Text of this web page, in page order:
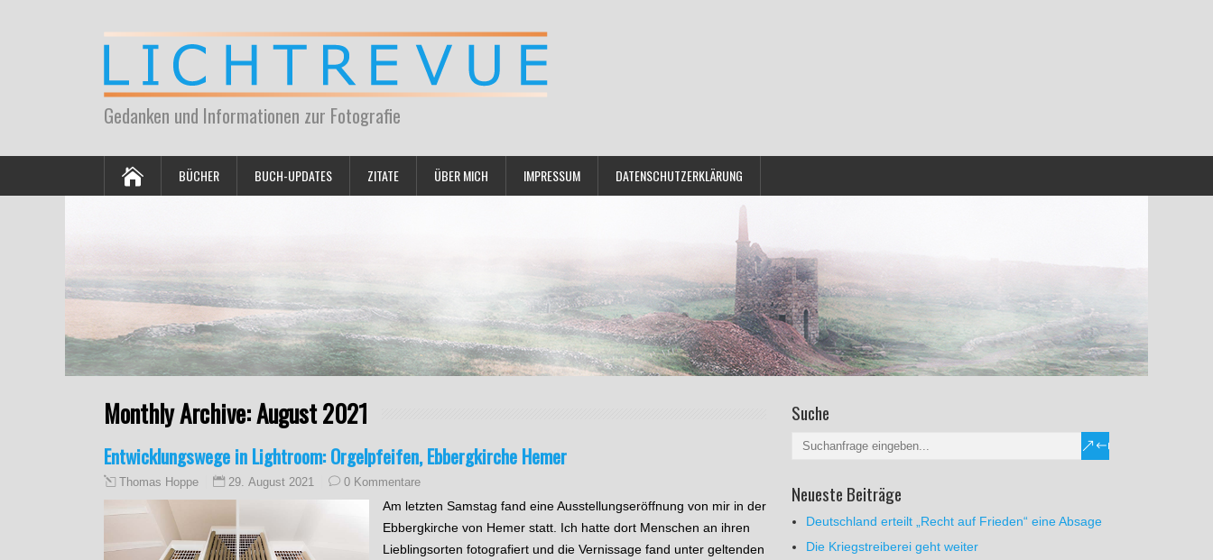
Gedanken und Informationen zur Fotografie
BÜCHER BUCH-UPDATES ZITATE ÜBER MICH IMPRESSUM DATENSCHUTZERKLÄRUNG
Monthly Archive:August 2021
Entwicklungswege in Lightroom: Orgelpfeifen, Ebbergkirche Hemer
Thomas Hoppe 29. August 2021 0 Kommentare
Am letzten Samstag fand eine Ausstellungseröffnung von mir in der
Ebbergkirche von Hemer statt. Ich hatte dort Menschen an ihren
Lieblingsorten fotografiert und die Vernissage fand unter geltenden
Suche
Neueste Beiträge
Deutschland erteilt „Recht auf Frieden“ eine Absage
Die Kriegstreiberei geht weiter